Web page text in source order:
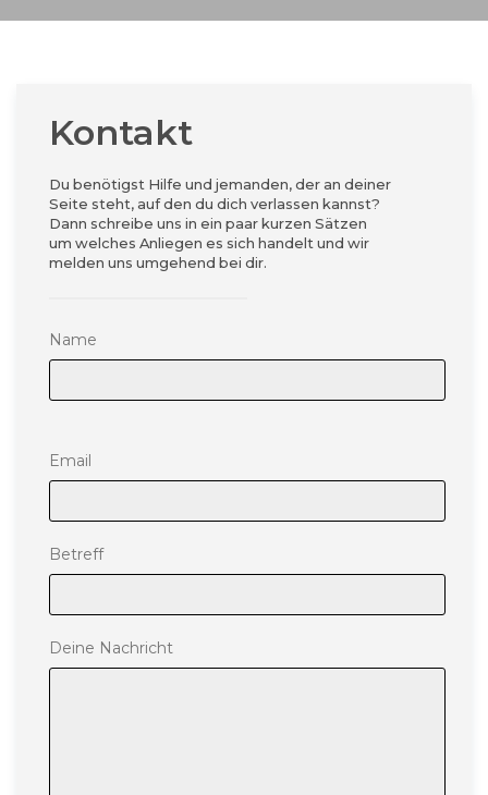
Kontakt
Du benötigst Hilfe und jemanden, der an deiner
Seite steht, auf den du dich verlassen kannst?
Dann schreibe uns in ein paar kurzen Sätzen
um welches Anliegen es sich handelt und wir
melden uns umgehend bei dir.
Name
Please leave this field empty.
Email
Betreff
Deine Nachricht